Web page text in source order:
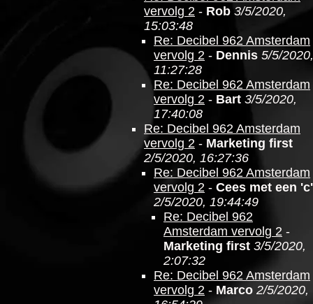
vervolg 2 - Rob 3/5/2020,
15:03:48
Re: Decibel 962 Amsterdam
vervolg 2 - Dennis 5/5/2020,
11:27:28
Re: Decibel 962 Amsterdam
vervolg 2 - Bart 3/5/2020,
17:40:08
Re: Decibel 962 Amsterdam
vervolg 2 - Marketing first
2/5/2020, 16:27:36
Re: Decibel 962 Amsterdam
vervolg 2 - Cees met een 'c'
2/5/2020, 19:44:49
Re: Decibel 962
Amsterdam vervolg 2 -
Marketing first 3/5/2020,
2:07:32
Re: Decibel 962 Amsterdam
vervolg 2 - Marco 2/5/2020,